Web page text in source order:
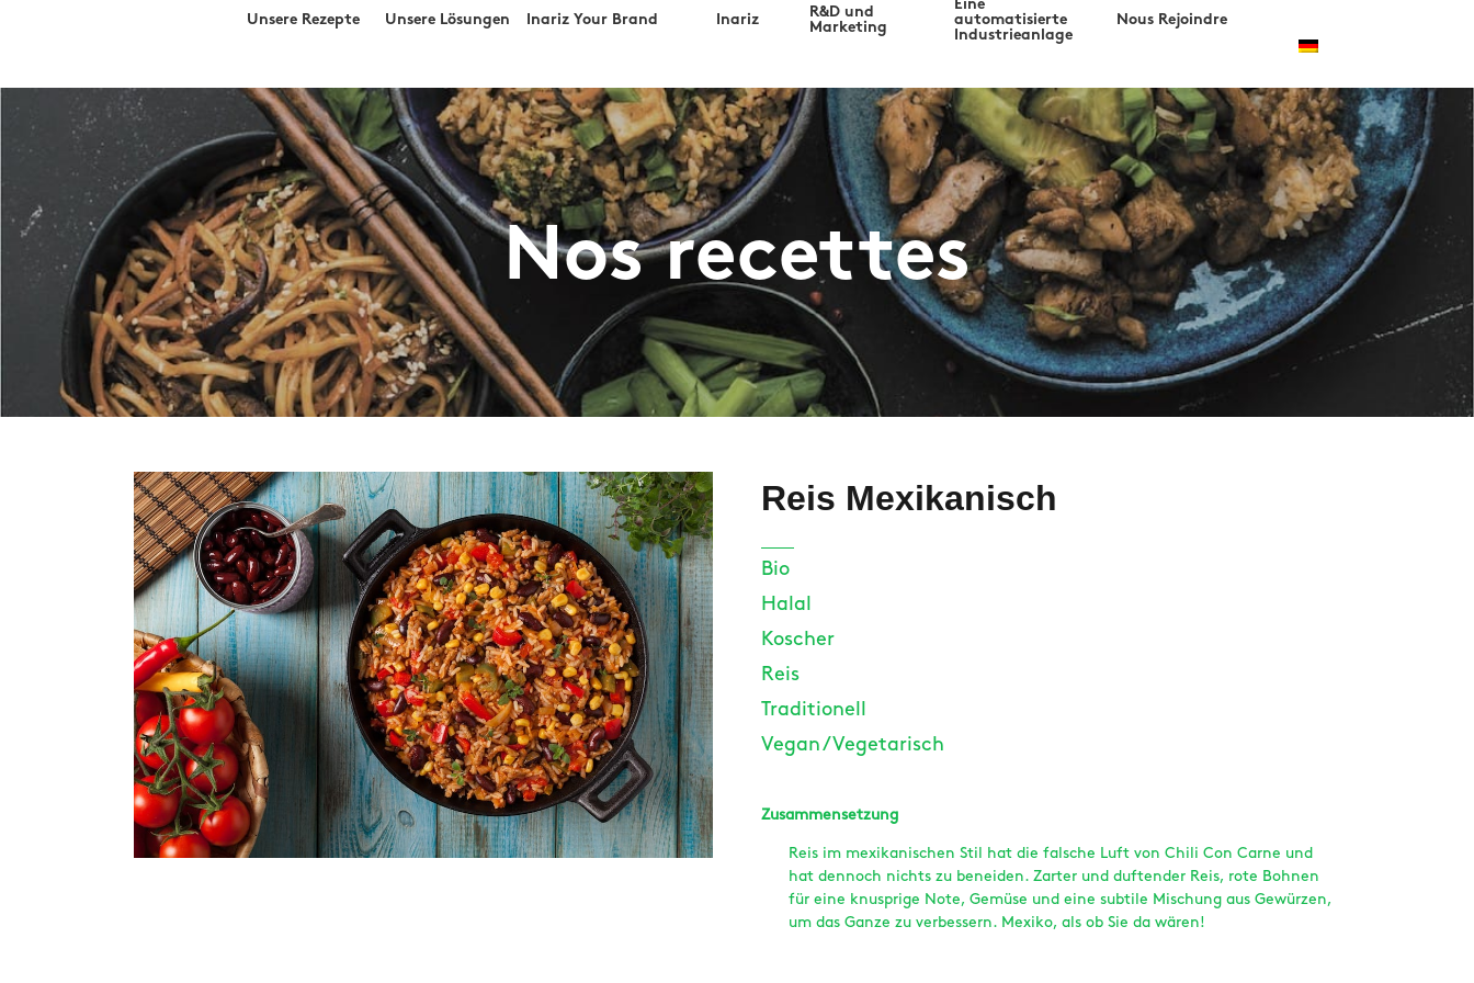
Unsere Rezepte Unsere Lösungen Inariz Your Brand Inariz
R&D und
Marketing
Eine
automatisierte
Industrieanlage
Nous Rejoindre
Nos recettes
Reis Mexikanisch
Bio
Halal
Koscher
Reis
Traditionell
Vegan / Vegetarisch
Zusammensetzung
Reis im mexikanischen Stil hat die falsche Luft von Chili Con Carne und
hat dennoch nichts zu beneiden. Zarter und duftender Reis, rote Bohnen
für eine knusprige Note, Gemüse und eine subtile Mischung aus Gewürzen,
um das Ganze zu verbessern. Mexiko, als ob Sie da wären!